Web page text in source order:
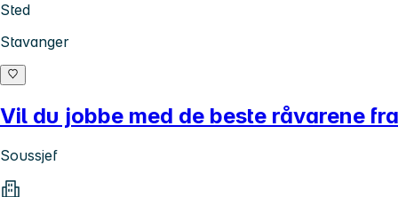
Sted
Stavanger
Vil du jobbe med de beste råvarene
Soussjef